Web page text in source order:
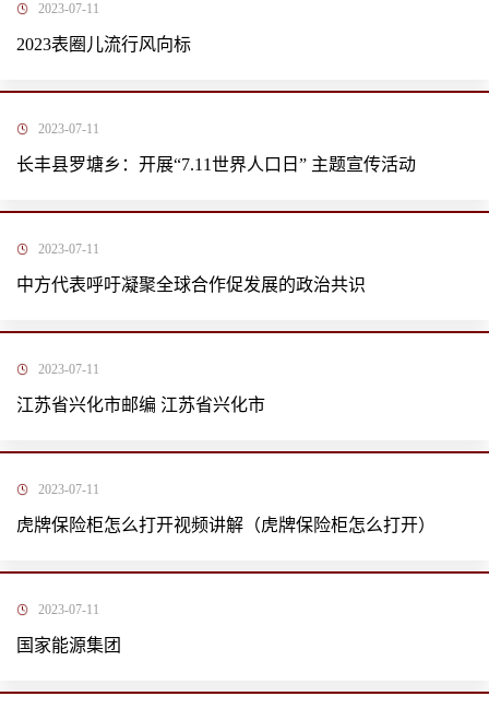
2023-07-11
2023表圈儿流行风向标
2023-07-11
长丰县罗塘乡：开展“7.11世界人口日” 主题宣传活动
2023-07-11
中方代表呼吁凝聚全球合作促发展的政治共识
2023-07-11
江苏省兴化市邮编 江苏省兴化市
2023-07-11
虎牌保险柜怎么打开视频讲解（虎牌保险柜怎么打开）
2023-07-11
国家能源集团